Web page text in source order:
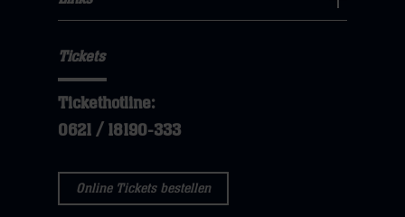
sie
klicken
sie
Navigation
dann
hier
öffnen,
dann
klicken
sie
Tickets
Tickethotline:
0621 / 18190-333
Online Tickets bestellen